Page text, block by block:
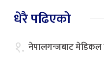
धेरै पढिएको
१. नेपालगन्जबाट